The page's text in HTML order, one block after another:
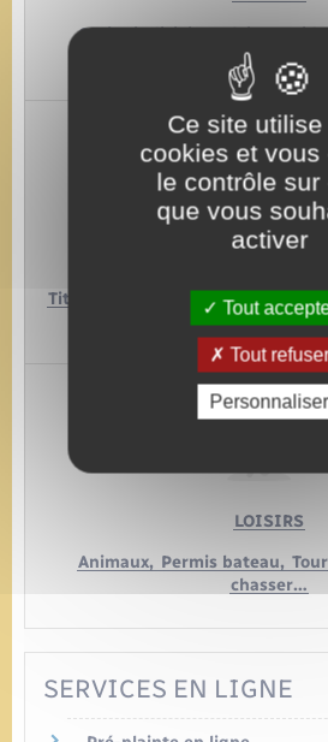
Casier judiciaire,Plainte,
Saisie…
Titres de séjour,
Attestation
familial…
LOISIRS
Animaux, Permis bateau,
chasser…
SERVICES EN LIGNE
Ce site utilise
cookies et vous
le contrôle sur
que vous
activer
Tout
Tout refuser
Personnaliser